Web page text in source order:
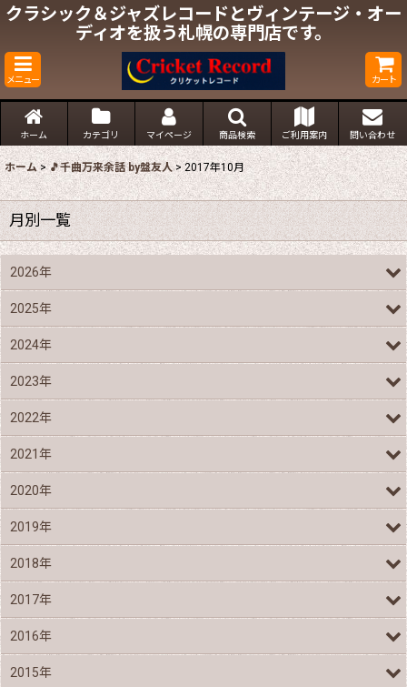
クラシック＆ジャズレコードとヴィンテージ・オー
ディオを扱う札幌の専門店です。
メニュー カート
ホーム カテゴリ マイページ 商品検索 ご利用案内 問い合わせ
ホーム > 🎵千曲万来余話 by盤友人 > 2017年10月
月別一覧
2026年
2025年
2024年
2023年
2022年
2021年
2020年
2019年
2018年
2017年
2016年
2015年